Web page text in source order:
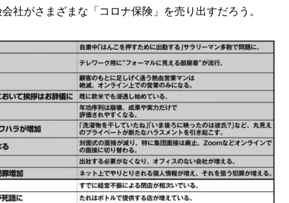
社がさまざまな「コロナ保険」を売り出すだろう。